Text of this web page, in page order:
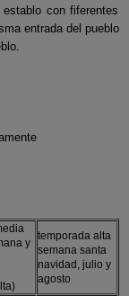
con fiferentes
entrada del pueblo
y
temporada alta
semana santa
navidad, julio y
agosto